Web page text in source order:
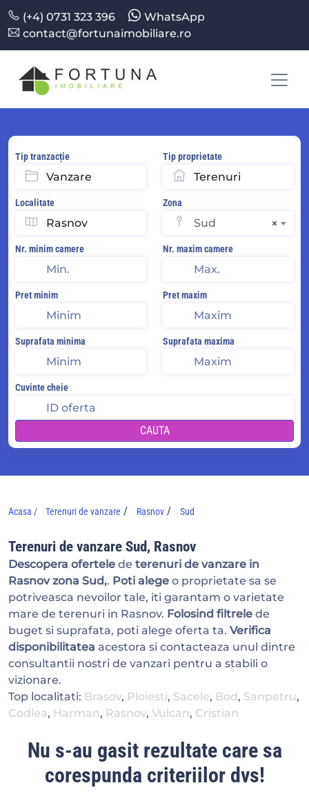
(+4) 0731 323 396
WhatsApp
contact@fortunaimobiliare.ro
Tip tranzacție Tip proprietate
Localitate Zona
×
Sud
Nr. minim camere Nr. maxim camere
Pret minim Pret maxim
Suprafata minima Suprafata maxima
Cuvinte cheie
CAUTA
Acasa / Terenuri de vanzare / Rasnov / Sud
Terenuri de vanzare Sud, Rasnov
Descopera ofertele de terenuri de vanzare in
Rasnov zona Sud,. Poti alege o proprietate sa se
potriveasca nevoilor tale, iti garantam o varietate
mare de terenuri in Rasnov. Folosind filtrele de
buget si suprafata, poti alege oferta ta. Verifica
disponibilitatea acestora si contacteaza unul dintre
consultantii nostri de vanzari pentru a stabili o
vizionare.
Top localitati: Brasov, Ploiesti, Sacele, Bod , Sanpetru,
Codlea, Harman, Rasnov, Vulcan, Cristian
Nu s-au gasit rezultate care sa
corespunda criteriilor dvs!